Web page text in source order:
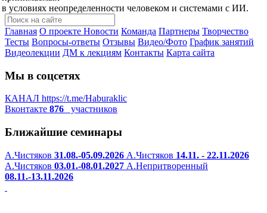
в условиях неопределенности человеком и системами с ИИ.
Главная О проекте Новости Команда Партнеры Творчество
Тесты Вопросы-ответы Отзывы Видео/Фото График занятий
Видеолекции ДМ к лекциям Контакты Карта сайта
Мы в соцсетях
КАНАЛ https://t.me/Haburaklic
Вконтакте 876 участников
Ближайшие семинары
А.Чистяков 31.08.-05.09.2026 А.Чистяков 14.11. - 22.11.2026
А.Чистяков 03.01.-08.01.2027 А.Непритворенный
08.11.-13.11.2026